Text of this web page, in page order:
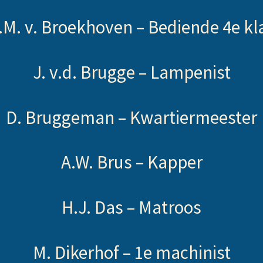
v. Broekhoven – Bediende 4e
J. v.d. Brugge – Lampenist
D. Bruggeman – Kwartiermeester
A.W. Brus – Kapper
H.J. Das – Matroos
M. Dikerhof – 1e machinist